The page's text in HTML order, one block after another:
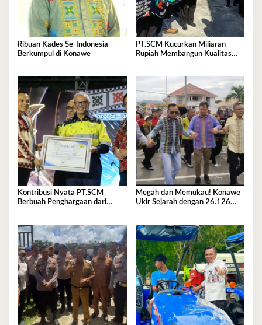
Ribuan Kades Se-Indonesia
Berkumpul di Konawe
PT.SCM Kucurkan Miliaran
Rupiah Membangun Kualitas
Kontribusi Nyata PT.SCM
Berbuah Penghargaan dari
Megah dan Memukau! Konawe
Ukir Sejarah dengan 26.126